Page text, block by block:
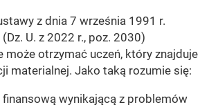
z dnia 7 września 1991 r.
U. z 2022 r., poz. 2030)
może otrzymać uczeń, który znajduje
materialnej. Jako taką rozumie się:
wynikającą z problemów